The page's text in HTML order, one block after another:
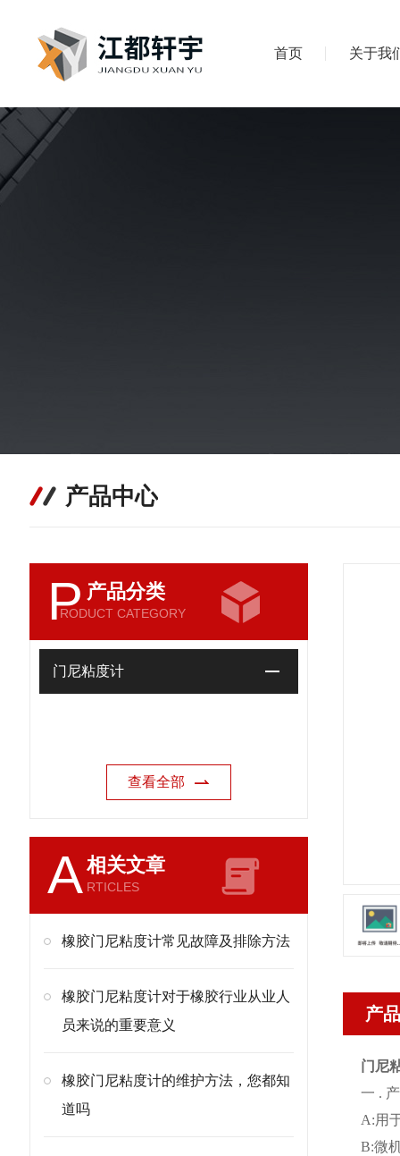
首页 关于我
产品中心
P 产品分类
RODUCT CATEGORY
门尼粘度计
查看全部
A相关文章
RTICLES
橡胶门尼粘度计常见故障及排除方法
橡胶门尼粘度计对于橡胶行业从业人
员来说的重要意义
橡胶门尼粘度计的维护方法，您都知
道吗
产
门尼
一 .
A:用
B:微